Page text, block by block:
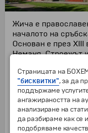
Жича е
началото на
Основан е през
Неманя. Строежът
Растко, който в
първи сръбски
Сръбски.
множество
и множество
превратности
кралете на
Страницата на
"бисквитки", за да
поддържаме
ангажираността на
анализиране на
да разбираме как се
подобряваме